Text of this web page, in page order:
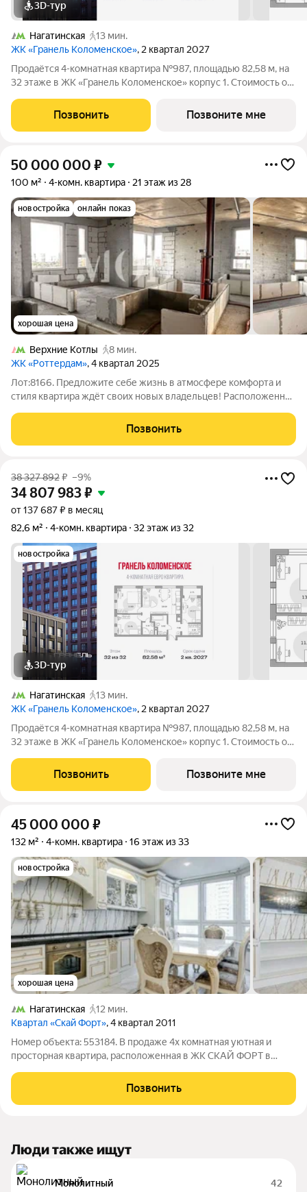
3D-тур
Нагатинская
13 мин.
ЖК «Гранель Коломенское», 2 квартал 2027
Продаётся 4-комнатная квартира №987, площадью 82,58 м, на
32 этаже в ЖК «Гранель Коломенское» корпус 1. Стоимость от
окна на улицу. Жилой квартал «Гранель Коломенское»
расположился на юге
Позвонить Позвоните мне
50 000 000 ₽
100 м² 4-комн. квартира 21 этаж из 28
новостройка онлайн показ
хорошая цена
Верхние Котлы
8 мин.
ЖК «Роттердам», 4 квартал 2025
Лот:8166. Предложите себе жизнь в атмосфере комфорта и
стиля квартира ждёт своих новых владельцев! Расположенная
просторная квартира (общая площадь 100 м) подарит вам
ощущение свободы и света.
Позвонить
38 327 892₽ –9%
34 807 983₽
от 137 687 ₽ в месяц
82,6 м²
4-комн. квартира 32 этаж из 32
новостройка
3D-тур
Нагатинская
13 мин.
ЖК «Гранель Коломенское», 2 квартал 2027
Продаётся 4-комнатная квартира №987, площадью 82,58 м, на
32 этаже в ЖК «Гранель Коломенское» корпус 1. Стоимость от
окна на улицу. Жилой квартал «Гранель Коломенское»
расположился на юге
Позвонить Позвоните мне
45 000 000 ₽
132 м² 4-комн. квартира 16 этаж из 33
новостройка
хорошая цена
Нагатинская
12 мин.
Квартал «Скай Форт», 4 квартал 2011
Номер объекта: 553184. В продаже 4х комнатная уютная и
просторная квартира, расположенная в ЖК СКАЙ ФОРТ в
Площадь и планировка квартиры идеально подходят для
большой семьи: просторная кухня,
Позвонить
Люди также ищут
Монолитный 42